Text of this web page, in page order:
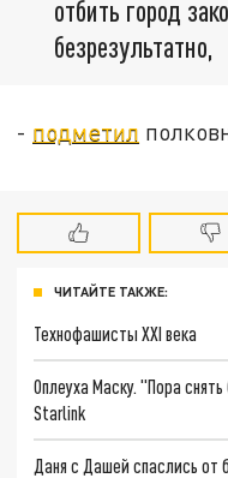
отбить город
безрезультатно,
- подметил
ЧИТАЙТЕ ТАКЖЕ:
Технофашисты XXI века
Оплеуха Маску. "Пора
Starlink
Даня с Дашей спаслись от